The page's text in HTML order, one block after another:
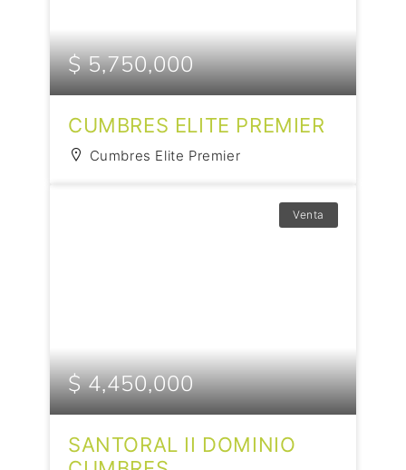
$ 5,750,000
CUMBRES ELITE PREMIER
Cumbres Elite Premier
Venta
$ 4,450,000
SANTORAL II DOMINIO